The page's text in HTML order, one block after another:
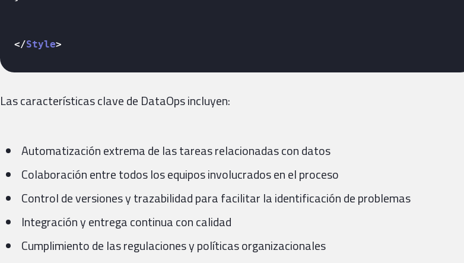
</Style>
Las características clave de DataOps incluyen:
Automatización extrema de las tareas relacionadas con datos
Colaboración entre todos los equipos involucrados en el proceso
Control de versiones y trazabilidad para facilitar la identificación de problemas
Integración y entrega continua con calidad
Cumplimiento de las regulaciones y políticas organizacionales